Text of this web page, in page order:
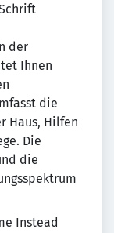
der
Ihnen
die
Haus, Hilfen
Die
die
Instead